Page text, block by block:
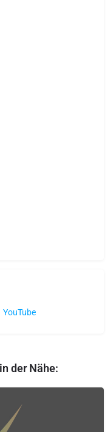
YouTube
der Nähe: